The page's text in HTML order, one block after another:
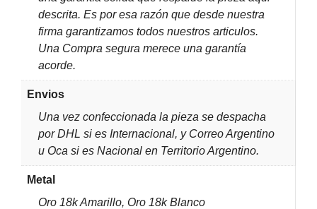
descrita. Es por esa razón que desde nuestra
firma garantizamos todos nuestros articulos.
Una Compra segura merece una garantía
acorde.
Envios
Una vez confeccionada la pieza se despacha
por DHL si es Internacional, y Correo Argentino
u Oca si es Nacional en Territorio Argentino.
Metal
Oro 18k Amarillo, Oro 18k Blanco